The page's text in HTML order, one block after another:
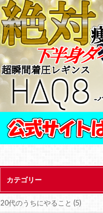
カテゴリー
20代のうちにやること (5)